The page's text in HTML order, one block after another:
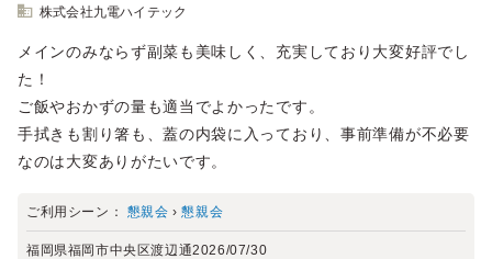
株式会社九電ハイテック
メインのみならず副菜も美味しく、充実しており大変好評でし
た！
ご飯やおかずの量も適当でよかったです。
手拭きも割り箸も、蓋の内袋に入っており、事前準備が不必要
なのは大変ありがたいです。
ご利用シーン： 懇親会 ›懇親会
福岡県福岡市中央区渡辺通2026/07/30